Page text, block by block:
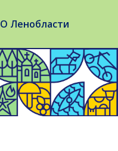
О Ленобласти